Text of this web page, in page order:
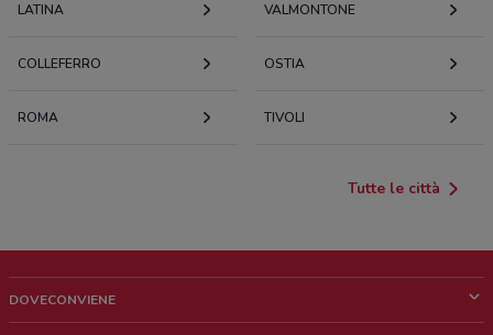
LATINA VALMONTONE
COLLEFERRO OSTIA
ROMA TIVOLI
Tutte le città
DOVECONVIENE